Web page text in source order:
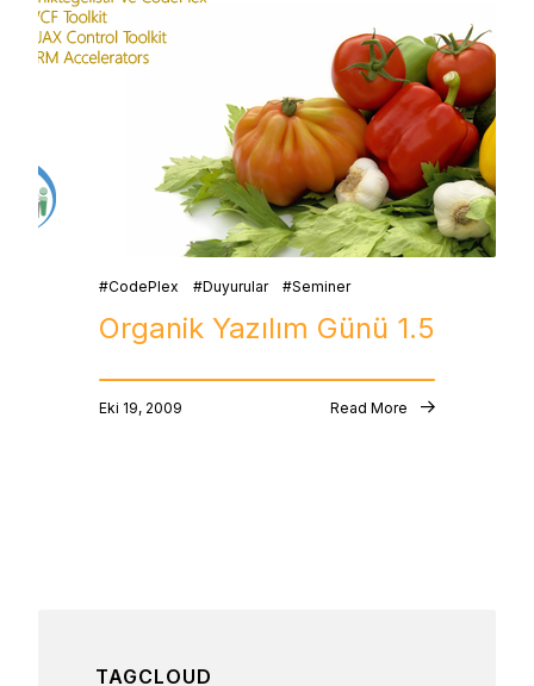
CodePlex Duyurular Seminer
Organik Yazılım Günü 1.5
Eki 19, 2009 Read More
TAGCLOUD